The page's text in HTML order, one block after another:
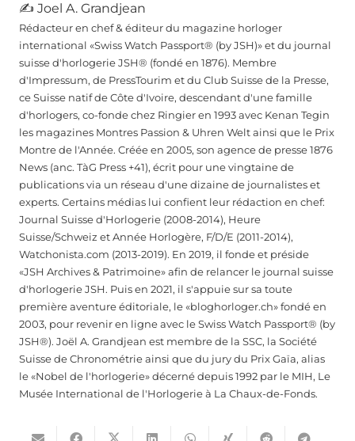
✍ Joel A. Grandjean
Rédacteur en chef & éditeur du magazine horloger
international «Swiss Watch Passport® (by JSH)» et du journal
suisse d'horlogerie JSH® (fondé en 1876). Membre
d'Impressum, de PressTourim et du Club Suisse de la Presse,
ce Suisse natif de Côte d'Ivoire, descendant d'une famille
d'horlogers, co-fonde chez Ringier en 1993 avec Kenan Tegin
les magazines Montres Passion & Uhren Welt ainsi que le Prix
Montre de l'Année. Créée en 2005, son agence de presse 1876
News (anc. TàG Press +41), écrit pour une vingtaine de
publications via un réseau d'une dizaine de journalistes et
experts. Certains médias lui confient leur rédaction en chef:
Journal Suisse d'Horlogerie (2008-2014), Heure
Suisse/Schweiz et Année Horlogère, F/D/E (2011-2014),
Watchonista.com (2013-2019). En 2019, il fonde et préside
«JSH Archives & Patrimoine» afin de relancer le journal suisse
d'horlogerie JSH. Puis en 2021, il s'appuie sur sa toute
première aventure éditoriale, le «bloghorloger.ch» fondé en
2003, pour revenir en ligne avec le Swiss Watch Passport® (by
JSH®). Joël A. Grandjean est membre de la SSC, la Société
Suisse de Chronométrie ainsi que du jury du Prix Gaïa, alias
le «Nobel de l'horlogerie» décerné depuis 1992 par le MIH, Le
Musée International de l'Horlogerie à La Chaux-de-Fonds.